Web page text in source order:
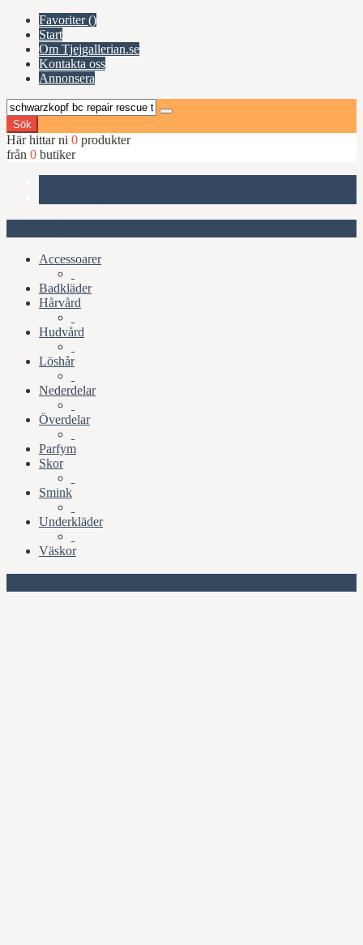
Favoriter ()
Start
Om Tjejgallerian.se
Kontakta oss
Annonsera
Sök
Här hittar ni 0 produkter
från 0 butiker
Accessoarer
Badkläder
Hårvård
Hudvård
Löshår
Nederdelar
Överdelar
Parfym
Skor
Smink
Underkläder
Väskor